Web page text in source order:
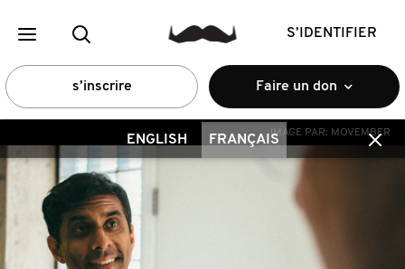
S’IDENTIFIER
s’inscrire Faire un don
ENGLISH FRANÇAISIMAGE PAR: MOVEMBER